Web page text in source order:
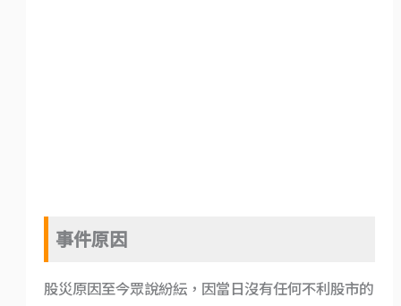
事件原因
股災原因至今眾說紛紜，因當日沒有任何不利股市的